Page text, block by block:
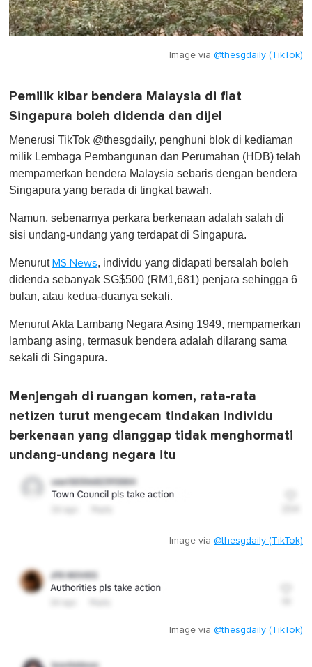
Image via @thesgdaily (TikTok)
Pemilik kibar bendera Malaysia di flat
Singapura boleh didenda dan dijel
Menerusi TikTok @thesgdaily, penghuni blok di kediaman
milik Lembaga Pembangunan dan Perumahan (HDB) telah
mempamerkan bendera Malaysia sebaris dengan bendera
Singapura yang berada di tingkat bawah.
Namun, sebenarnya perkara berkenaan adalah salah di
sisi undang-undang yang terdapat di Singapura.
Menurut MS News, individu yang didapati bersalah boleh
didenda sebanyak SG$500 (RM1,681) penjara sehingga 6
bulan, atau kedua-duanya sekali.
Menurut Akta Lambang Negara Asing 1949, mempamerkan
lambang asing, termasuk bendera adalah dilarang sama
sekali di Singapura.
Menjengah di ruangan komen, rata-rata
netizen turut mengecam tindakan individu
berkenaan yang dianggap tidak menghormati
undang-undang negara itu
Image via @thesgdaily (TikTok)
Image via @thesgdaily (TikTok)